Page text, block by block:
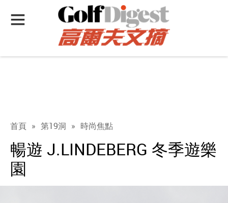
首頁 » 第19洞 » 時尚焦點
暢遊 J.LINDEBERG 冬季遊樂
園